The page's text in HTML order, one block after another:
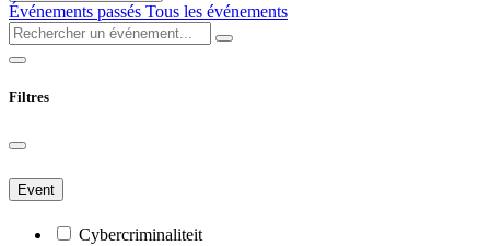
Événements passés Tous les événements
Filtres
Event
Cybercriminaliteit